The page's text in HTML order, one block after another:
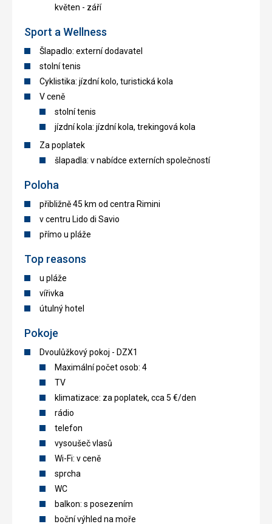
květen - září
Sport a Wellness
Šlapadlo: externí dodavatel
stolní tenis
Cyklistika: jízdní kolo, turistická kola
V ceně
stolní tenis
jízdní kola: jízdní kola, trekingová kola
Za poplatek
šlapadla: v nabídce externích společností
Poloha
přibližně 45 km od centra Rimini
v centru Lido di Savio
přímo u pláže
Top reasons
u pláže
vířivka
útulný hotel
Pokoje
Dvoulůžkový pokoj - DZX1
Maximální počet osob: 4
TV
klimatizace: za poplatek, cca 5 €/den
rádio
telefon
vysoušeč vlasů
Wi-Fi: v ceně
sprcha
WC
balkon: s posezením
boční výhled na moře